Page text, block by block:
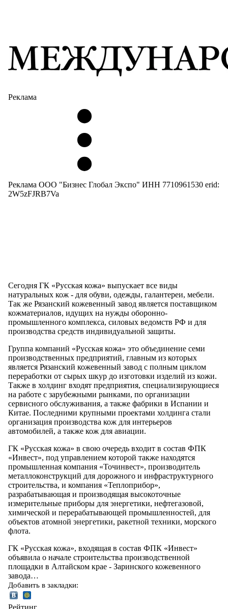
Реклама
Реклама ООО "Бизнес Глобал Экспо" ИНН 7710961530 erid:
2W5zFJRB7Va
Сегодня ГК «Русская кожа» выпускает все виды
натуральных кож - для обуви, одежды, галантереи, мебели.
Так же Рязанский кожевенный завод является поставщиком
кожматериалов, идущих на нужды оборонно-
промышленного комплекса, силовых ведомств РФ и для
производства средств индивидуальной защиты.
Группа компаний «Русская кожа» это объединение семи
производственных предприятий, главным из которых
является Рязанский кожевенный завод с полным циклом
переработки от сырых шкур до изготовки изделий из кожи.
Также в холдинг входят предприятия, специализирующиеся
на работе с зарубежными рынками, по организации
сервисного обслуживания, а также фабрики в Испании и
Китае. Последними крупными проектами холдинга стали
организация производства кож для интерьеров
автомобилей, а также кож для авиации.
ГК «Русская кожа» в свою очередь входит в состав ФПК
«Инвест», под управлением которой также находятся
промышленная компания «Точинвест», производитель
металлоконструкций для дорожного и инфраструктурного
строительства, и компания «Теплоприбор»,
разрабатывающая и производящая высокоточные
измерительные приборы для энергетики, нефтегазовой,
химической и перерабатывающей промышленностей, для
объектов атомной энергетики, ракетной техники, морского
флота.
ГК «Русская кожа», входящая в состав ФПК «Инвест»
объявила о начале строительства производственной
площадки в Алтайском крае - Заринского кожевенного
завода…
Добавить в закладки:
Рейтинг